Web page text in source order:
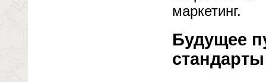
маркетинг.
Будущее